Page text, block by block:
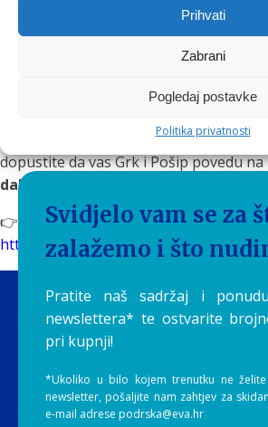
Prihvati
Zabrani
Pogledaj postavke
Politika privatnosti
ostane čisto, iskreno i harmonično
priroda zamišlja.
kojem se tradicija čuva, a vino slavi. To
sebi djelić mora, kamena i sunca.
dopustite da vas Grk i Pošip povedu
dalmatinski terroir
👉 Više o vinima vinarije Bačić
https://aquilia.hr/kategorija/bacic/
Svidjelo vam se za
zalažemo i što
Pratite naš sadržaj i
newslettera* te ostvarite
pri kupnji!
*Ukoliko u bilo kojem trenutku ne
newsletter, pošaljite nam zahtjev za
e-mail adrese podrska@eva.hr